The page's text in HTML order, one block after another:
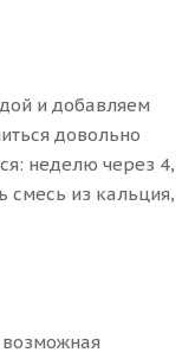
и добавляем
довольно
неделю через 4,
смесь из кальция,
возможная